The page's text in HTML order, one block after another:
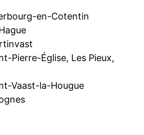
en-Cotentin
Pierre-Église, Les Pieux,
Vaast-la-Hougue